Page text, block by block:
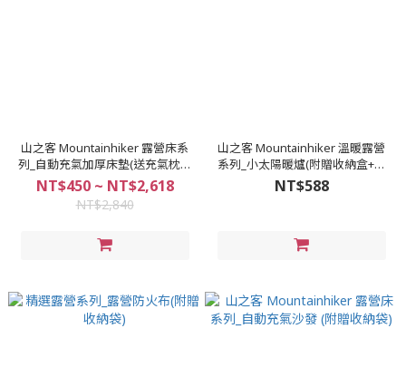
山之客 Mountainhiker 露營床系
列_自動充氣加厚床墊(送充氣枕頭
+附贈收納袋)
NT$450 ~ NT$2,618
NT$2,840
山之客 Mountainhiker 溫暖露營
系列_小太陽暖爐(附贈收納盒+轉
接頭)
NT$588